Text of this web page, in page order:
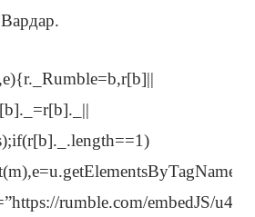
rumble.com/embedJS/u4″